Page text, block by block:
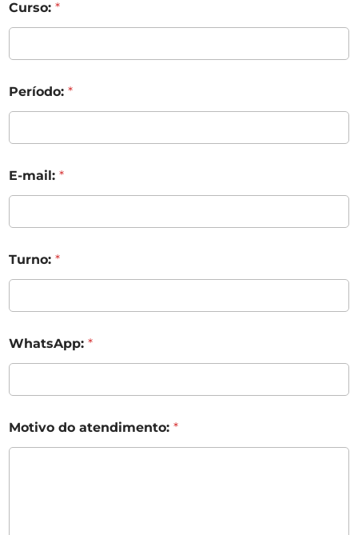
Curso: *
Período: *
E-mail: *
Turno: *
WhatsApp: *
Motivo do atendimento: *